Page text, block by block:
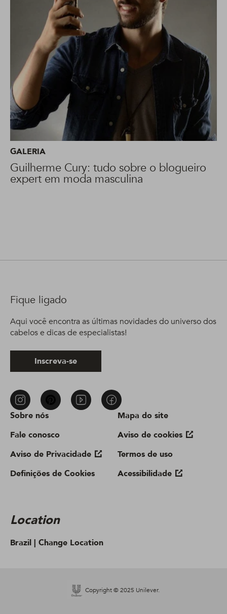
GALERIA
Guilherme Cury: tudo sobre o blogueiro
expert em moda masculina
Sobre nós
Fale conosco
Aviso de Privacidade
Definições de Cookies
Mapa do site
Aviso de cookies
Termos de uso
Acessibilidade
Location
Brazil | Change Location
Fique ligado
Aqui você encontra as últimas novidades do universo dos
cabelos e dicas de especialistas!
Inscreva-se
Copyright © 2025 Unilever.